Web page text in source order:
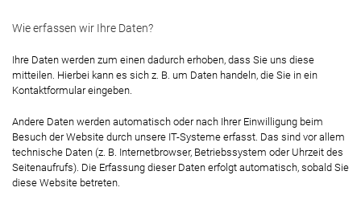
Wie erfassen wir Ihre Daten?
Ihre Daten werden zum einen dadurch erhoben, dass Sie uns diese
mitteilen. Hierbei kann es sich z. B. um Daten handeln, die Sie in ein
Kontaktformular eingeben.
Andere Daten werden automatisch oder nach Ihrer Einwilligung beim
Besuch der Website durch unsere IT-Systeme erfasst. Das sind vor allem
technische Daten (z. B. Internetbrowser, Betriebssystem oder Uhrzeit des
Seitenaufrufs). Die Erfassung dieser Daten erfolgt automatisch, sobald Sie
diese Website betreten.